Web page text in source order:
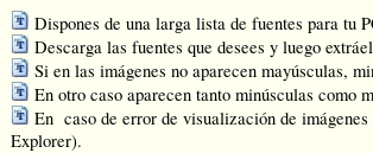
Dispones de una larga lista de fuentes para tu
Descarga las fuentes que desees y luego
Si en las imágenes no aparecen mayúsculas,
En otro caso aparecen tanto minúsculas como
En caso de error de visualización de
Explorer).